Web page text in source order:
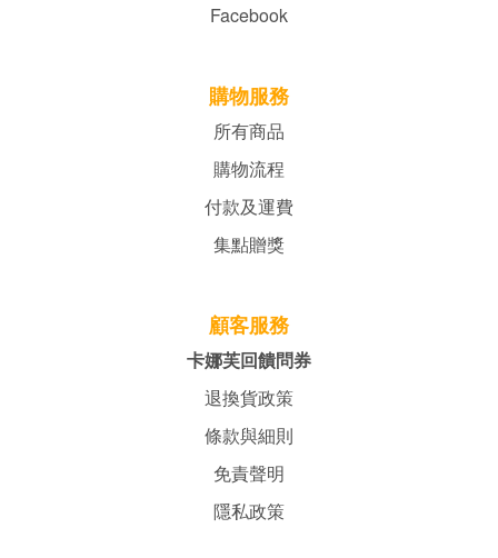
Facebook
購物服務
所有商品
購物流程
付款及運費
集點贈獎
顧客服務
卡娜芙回饋問券
退換貨政策
條款與細則
免責聲明
隱私政策